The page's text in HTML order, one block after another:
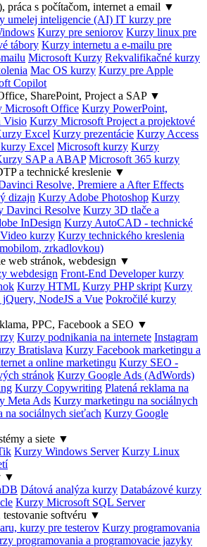
práca s počítačom, internet a email ▼
umelej inteligencie (AI) IT kurzy pre
Kurzy pre seniorov Kurzy linux pre
tábory Kurzy internetu a e-mailu pre
Microsoft Kurzy Rekvalifikačné kurzy
Mac OS kurzy Kurzy pre Apple
Copilot
SharePoint, Project a SAP ▼
Microsoft Office Kurzy PowerPoint,
Visio Kurzy Microsoft Project a projektové
Excel Kurzy prezentácie Kurzy Access
Excel Microsoft kurzy Kurzy
SAP a ABAP Microsoft 365 kurzy
a technické kreslenie ▼
Resolve, Premiere a After Effects
dizajn Kurzy Adobe Photoshop Kurzy
Davinci Resolve Kurzy 3D tlače a
InDesign Kurzy AutoCAD - technické
Video kurzy Kurzy technického kreslenia
zrkadlovkou)
web stránok, webdesign ▼
webdesign Front-End Developer kurzy
Kurzy HTML Kurzy PHP skript Kurzy
NodeJS a Vue Pokročilé kurzy
PPC, Facebook a SEO ▼
Kurzy podnikania na internete Instagram
Bratislava Kurzy Facebook marketingu a
a online marketingu Kurzy SEO -
stránok Kurzy Google Ads (AdWords)
Kurzy Copywriting Platená reklama na
Meta Ads Kurzy marketingu na sociálnych
na sociálnych sieťach Kurzy Google
a siete ▼
Kurzy Windows Server Kurzy Linux
▼
Dátová analýza kurzy Databázové kurzy
Kurzy Microsoft SQL Server
softvéru ▼
kurzy pre testerov Kurzy programovania
programovania a programovacie jazyky